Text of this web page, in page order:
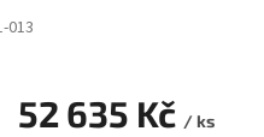
013
52 635 Kč / ks